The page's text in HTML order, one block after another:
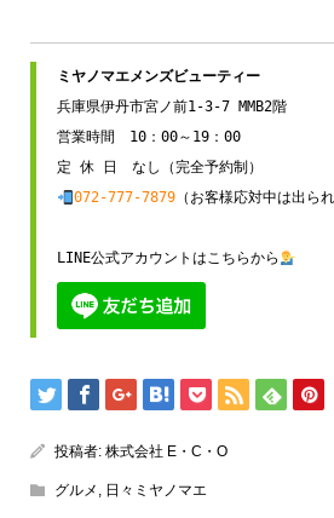
ミヤノマエメンズビューティー
兵庫県伊丹市宮ノ前1-3-7 MMB2階
営業時間　10：00～19：00
072-777-7879（お客様応対中は出ら
LINE公式アカウントはこちらから
投稿者: 株式会社 E・C・O
グルメ 日々ミヤノマエ